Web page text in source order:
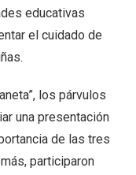
educativas
el cuidado de
los párvulos
una presentación
de las tres
participaron